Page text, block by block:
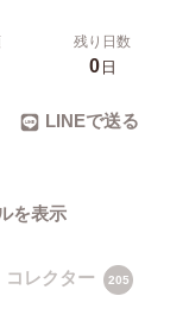
残り日数
0日
LINEで送る
を表示
コレクター 205